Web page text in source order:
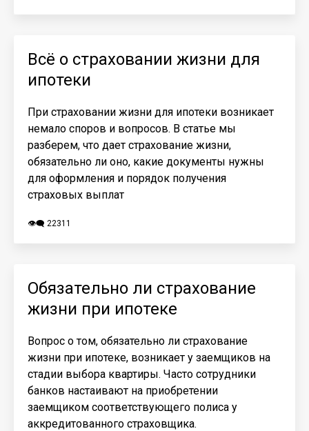
Всё о страховании жизни для
ипотеки
При страховании жизни для ипотеки возникает
немало споров и вопросов. В статье мы
разберем, что дает страхование жизни,
обязательно ли оно, какие документы нужны
для оформления и порядок получения
страховых выплат
👁️‍🗨️ 22311
Обязательно ли страхование
жизни при ипотеке
Вопрос о том, обязательно ли страхование
жизни при ипотеке, возникает у заемщиков на
стадии выбора квартиры. Часто сотрудники
банков настаивают на приобретении
заемщиком соответствующего полиса у
аккредитованного страховщика.